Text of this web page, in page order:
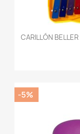
CARILLÓN
-5%